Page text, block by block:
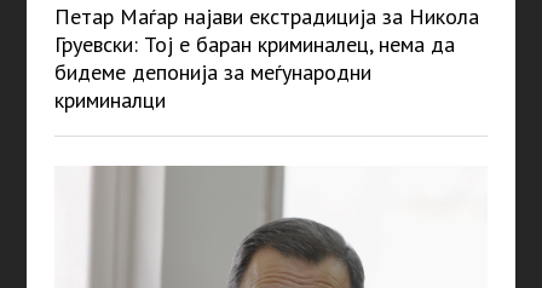
Петар Маѓар најави екстрадиција за Никола
Груевски: Тој е баран криминалец, нема да
бидеме депонија за меѓународни
криминалци